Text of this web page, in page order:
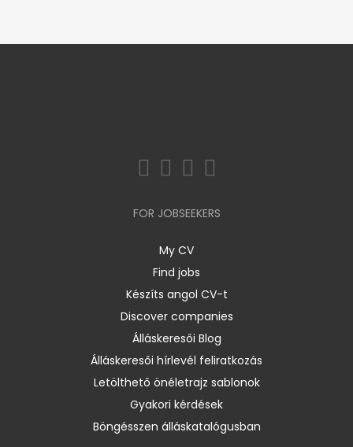
FOR JOBSEEKERS
My CV
Find jobs
Készíts angol CV-t
Discover companies
Álláskeresői Blog
Álláskeresői hírlevél feliratkozás
Letölthető önéletrajz sablonok
Gyakori kérdések
Böngésszen álláskatalógusban